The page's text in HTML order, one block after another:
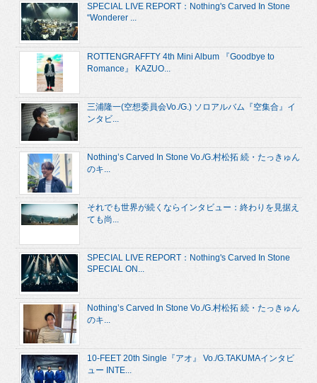
SPECIAL LIVE REPORT：Nothing's Carved In Stone
“Wonderer ...
ROTTENGRAFFTY 4th Mini Album 『Goodbye to
Romance』 KAZUO...
三浦隆一(空想委員会Vo./G.) ソロアルバム『空集合』イ
ンタビ...
Nothing’s Carved In Stone Vo./G.村松拓 続・たっきゅん
のキ...
それでも世界が続くならインタビュー：終わりを見据え
ても尚...
SPECIAL LIVE REPORT：Nothing's Carved In Stone
SPECIAL ON...
Nothing’s Carved In Stone Vo./G.村松拓 続・たっきゅん
のキ...
10-FEET 20th Single『アオ』 Vo./G.TAKUMAインタビ
ュー INTE...